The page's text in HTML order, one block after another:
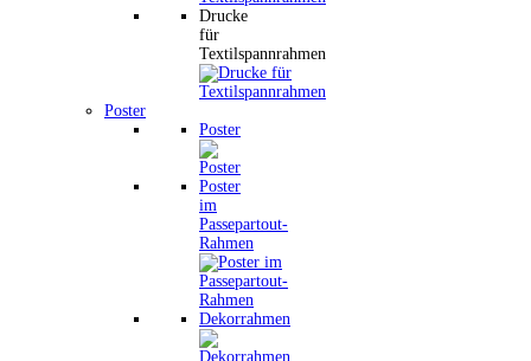
Drucke
für
Textilspannrahmen
Poster
Poster
Poster
im
Passepartout-
Rahmen
Dekorrahmen